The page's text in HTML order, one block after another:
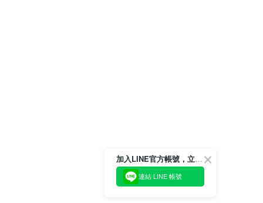
加入LINE官方帳號，立即獲得$100購物金!
連結 LINE 帳號